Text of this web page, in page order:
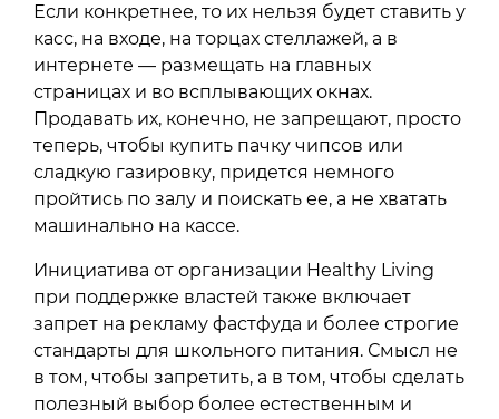
Если конкретнее, то их нельзя будет ставить у
касс, на входе, на торцах стеллажей, а в
интернете — размещать на главных
страницах и во всплывающих окнах.
Продавать их, конечно, не запрещают, просто
теперь, чтобы купить пачку чипсов или
сладкую газировку, придется немного
пройтись по залу и поискать ее, а не хватать
машинально на кассе.
Инициатива от организации Healthy Living
при поддержке властей также включает
запрет на рекламу фастфуда и более строгие
стандарты для школьного питания. Смысл не
в том, чтобы запретить, а в том, чтобы сделать
полезный выбор более естественным и